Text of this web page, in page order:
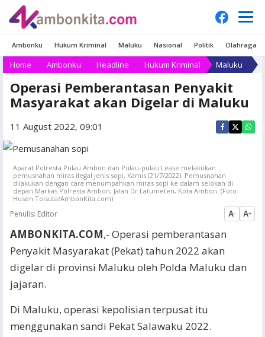
Ambonku Hukum Kriminal Maluku Nasional Politik Olahraga
Home Ambonku Headline Hukum Kriminal Maluku
Operasi Pemberantasan Penyakit
Masyarakat akan Digelar di Maluku
11 August 2022, 09:01
Aparat Polresta Pulau Ambon dan Pulau-pulau Lease melakukan
pemusnahan miras ilegal jenis sopi, Kamis (21/7/2022). Pemusnahan
dilakukan dengan cara menumpahkan miras sopi ke dalam selokan di
depan Markas Polresta Ambon, Jalan Dr Latumeten, Kota Ambon. (Foto:
Husen Toisuta/AmbonKita.com)
Penulis: Editor A- A+
AMBONKITA.COM,- Operasi pemberantasan
Penyakit Masyarakat (Pekat) tahun 2022 akan
digelar di provinsi Maluku oleh Polda Maluku dan
jajaran.
Di Maluku, operasi kepolisian terpusat itu
menggunakan sandi Pekat Salawaku 2022.